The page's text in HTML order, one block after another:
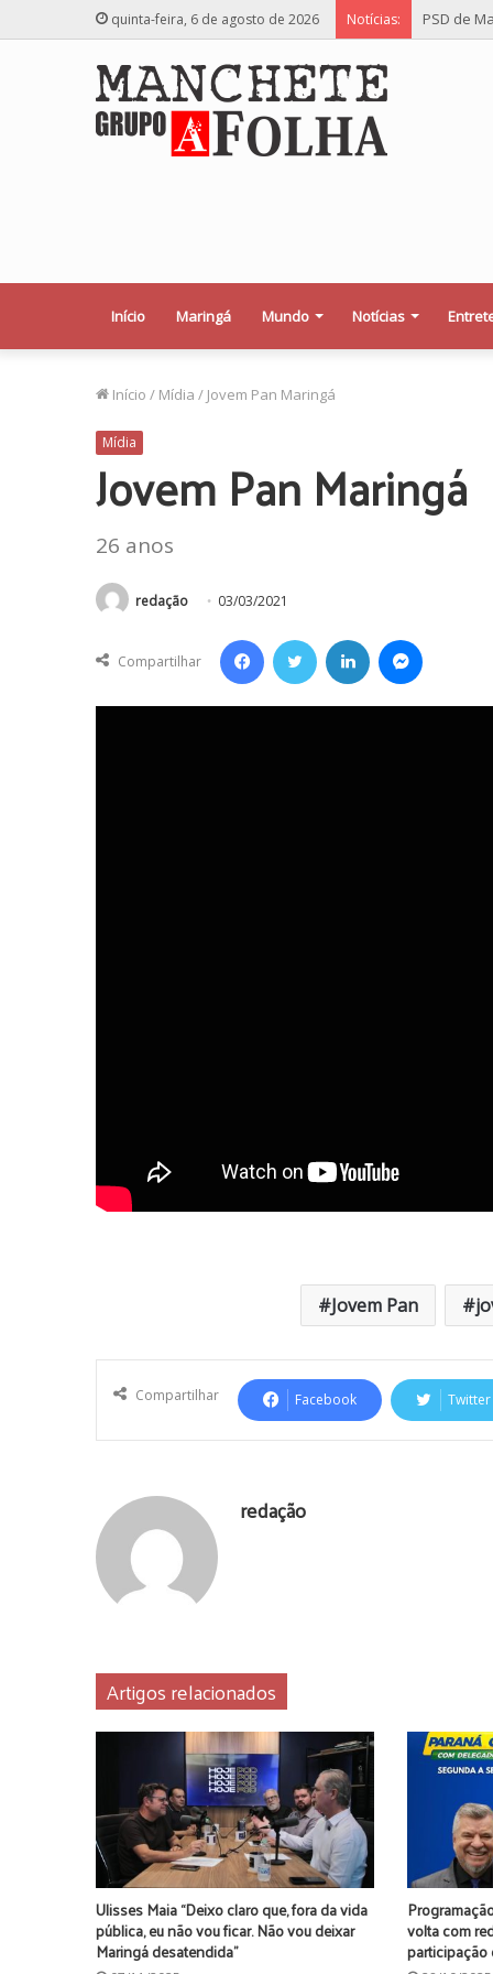
quinta-feira, 6 de agosto de 2026 Notícias: PSD de
Início Maringá Mundo Notícias
Início / Mídia / Jovem Pan Maringá
Mídia
Jovem Pan Maringá
26 anos
redação 03/03/2021
Compartilhar
Jovem Pan
Compartilhar Facebook Twitter
redação
Artigos relacionados
Ulisses Maia “Deixo claro que, fora da vida
pública, eu não vou ficar. Não vou deixar
Maringá desatendida”
volta com
participação